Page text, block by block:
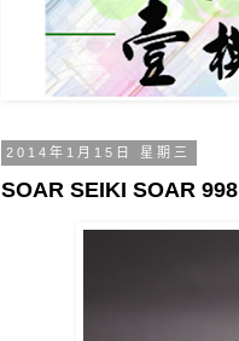
2014年1月15日 星期三
SOAR SEIKI SOAR 998